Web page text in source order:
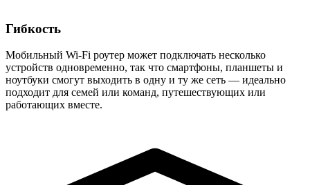
Гибкость
Мобильный Wi-Fi роутер может подключать несколько
устройств одновременно, так что смартфоны, планшеты и
ноутбуки смогут выходить в одну и ту же сеть — идеально
подходит для семей или команд, путешествующих или
работающих вместе.